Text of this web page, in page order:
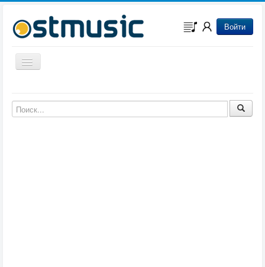
Войти
Включить/выключить навигацию
Музыка из мультфильмов
Музыка из сериалов